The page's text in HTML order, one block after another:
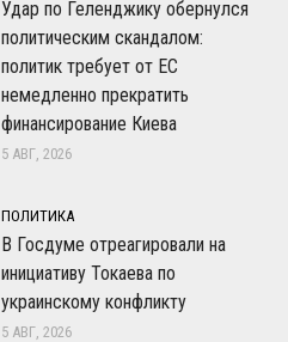
Удар по Геленджику обернулся
политическим скандалом:
политик требует от ЕС
немедленно прекратить
финансирование Киева
5 АВГ, 2026
ПОЛИТИКА
В Госдуме отреагировали на
инициативу Токаева по
украинскому конфликту
5 АВГ, 2026